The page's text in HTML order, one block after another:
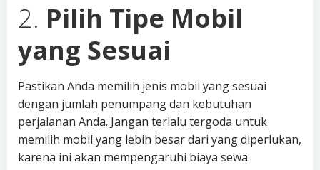
2. Pilih Tipe Mobil
yang Sesuai
Pastikan Anda memilih jenis mobil yang sesuai
dengan jumlah penumpang dan kebutuhan
perjalanan Anda. Jangan terlalu tergoda untuk
memilih mobil yang lebih besar dari yang diperlukan,
karena ini akan mempengaruhi biaya sewa.